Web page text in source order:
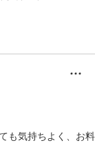
暖かかったです。
！完食できなかった
とうございました。
も気持ちよく、お料